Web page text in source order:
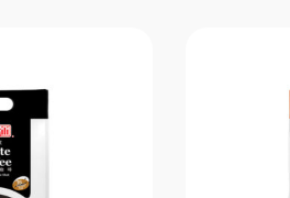
Boat Noodle
Duo-Brew Coffee Series
Kopi-O 袋泡式研磨黑咖啡系列
亚洲风味茶袋系列
传统 Kopi-O 袋泡式研磨黑咖啡